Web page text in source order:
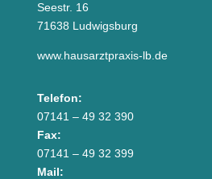
Seestr. 16
71638 Ludwigsburg
www.hausarztpraxis-lb.de
Telefon:
07141 – 49 32 390
Fax:
07141 – 49 32 399
Mail: